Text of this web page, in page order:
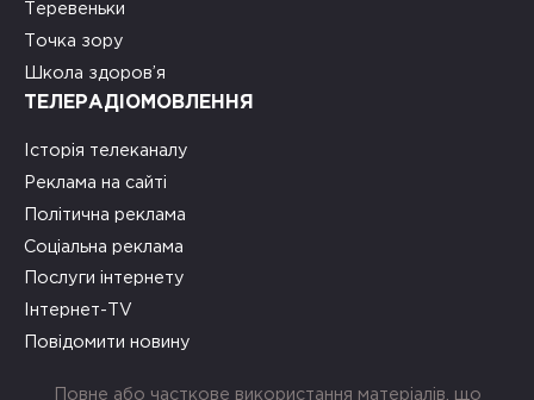
Теревеньки
Точка зору
Школа здоров’я
ТЕЛЕРАДІОМОВЛЕННЯ
Історія телеканалу
Реклама на сайті
Політична реклама
Соціальна реклама
Послуги інтернету
Інтернет-TV
Повідомити новину
Повне або часткове використання матеріалів, що